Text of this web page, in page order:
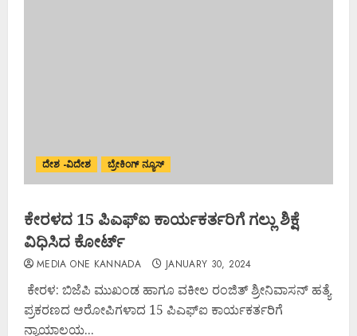
ದೇಶ -ವಿದೇಶ ಬ್ರೇಕಿಂಗ್ ನ್ಯೂಸ್
ಕೇರಳದ 15 ಪಿಎಫ್‌ಐ ಕಾರ್ಯಕರ್ತರಿಗೆ ಗಲ್ಲು ಶಿಕ್ಷೆ
ವಿಧಿಸಿದ ಕೋರ್ಟ್
MEDIA ONE KANNADA JANUARY 30, 2024
ಕೇರಳ: ಬಿಜೆಪಿ ಮುಖಂಡ ಹಾಗೂ ವಕೀಲ ರಂಜಿತ್ ಶ್ರೀನಿವಾಸನ್ ಹತ್ಯೆ
ಪ್ರಕರಣದ ಆರೋಪಿಗಳಾದ 15 ಪಿಎಫ್‌ಐ ಕಾರ್ಯಕರ್ತರಿಗೆ
ನ್ಯಾಯಾಲಯ...